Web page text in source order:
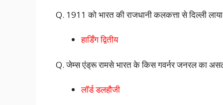
Q. 1911 को भारत की राजधानी कलकत्ता से दिल्ली
हार्डिंग द्वितीय
Q. जेम्स एंड्रू रामसे भारत के किस गवर्नर जनरल का
लॉर्ड डलहौजी